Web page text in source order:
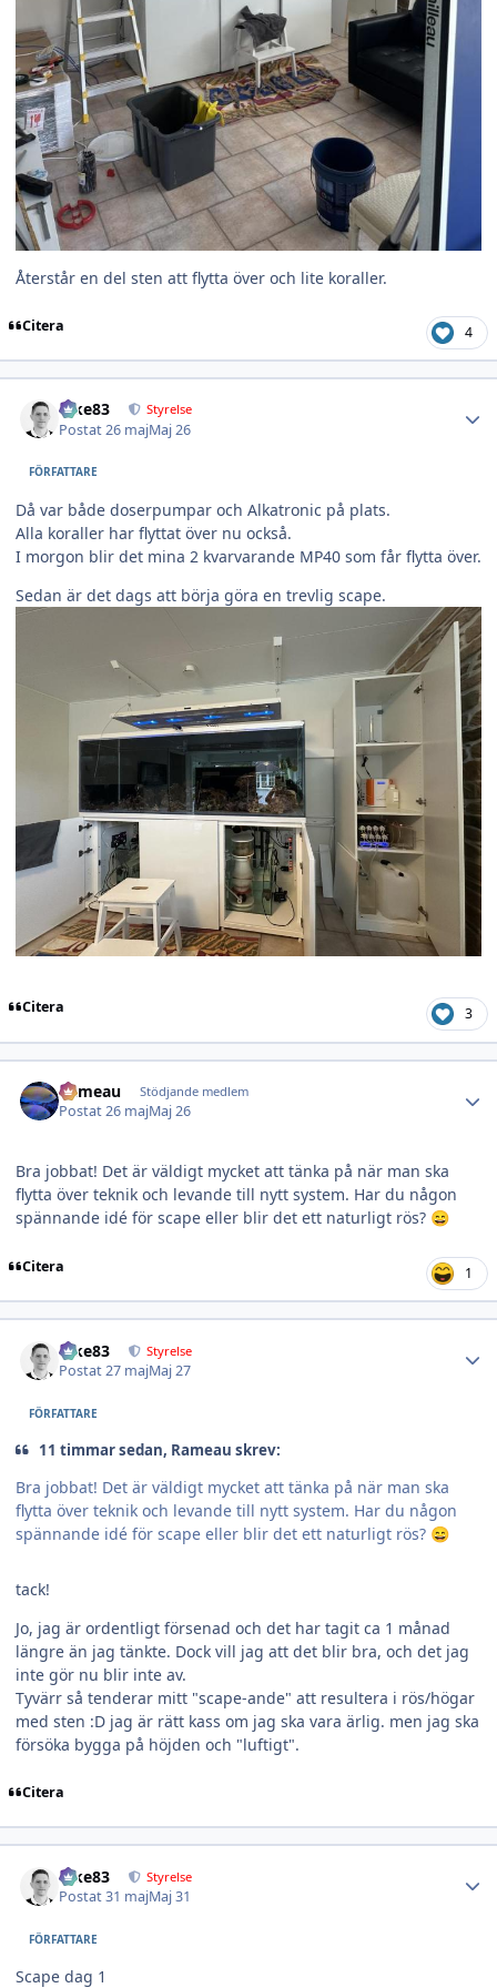
Återstår en del sten att flytta över och lite koraller.
Citera 4
nike83 Styrelse
Postat26 majMaj 26
FÖRFATTARE
Då var både doserpumpar och Alkatronic på plats.
Alla koraller har flyttat över nu också.
I morgon blir det mina 2 kvarvarande MP40 som får flytta över.
Sedan är det dags att börja göra en trevlig scape.
Citera 3
Rameau Stödjande medlem
Postat26 majMaj 26
Bra jobbat! Det är väldigt mycket att tänka på när man ska
flytta över teknik och levande till nytt system. Har du någon
spännande idé för scape eller blir det ett naturligt rös? 😄
Citera 1
nike83 Styrelse
Postat27 majMaj 27
FÖRFATTARE
11 timmar sedan, Rameau skrev:
Bra jobbat! Det är väldigt mycket att tänka på när man ska
flytta över teknik och levande till nytt system. Har du någon
spännande idé för scape eller blir det ett naturligt rös? 😄
tack!
Jo, jag är ordentligt försenad och det har tagit ca 1 månad
längre än jag tänkte. Dock vill jag att det blir bra, och det jag
inte gör nu blir inte av.
Tyvärr så tenderar mitt "scape-ande" att resultera i rös/högar
med sten :D jag är rätt kass om jag ska vara ärlig. men jag ska
försöka bygga på höjden och "luftigt".
Citera
nike83 Styrelse
Postat31 majMaj 31
FÖRFATTARE
Scape dag 1